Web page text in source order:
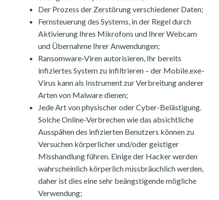
Der Prozess der Zerstörung verschiedener Daten;
Fernsteuerung des Systems, in der Regel durch
Aktivierung Ihres Mikrofons und Ihrer Webcam
und Übernahme Ihrer Anwendungen;
Ransomware-Viren autorisieren, Ihr bereits
infiziertes System zu infiltrieren – der Mobile.exe-
Virus kann als Instrument zur Verbreitung anderer
Arten von Malware dienen;
Jede Art von physischer oder Cyber-Belästigung.
Solche Online-Verbrechen wie das absichtliche
Ausspähen des infizierten Benutzers können zu
Versuchen körperlicher und/oder geistiger
Misshandlung führen. Einige der Hacker werden
wahrscheinlich körperlich missbräuchlich werden,
daher ist dies eine sehr beängstigende mögliche
Verwendung;